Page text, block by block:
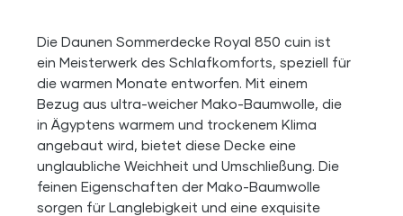
Die Daunen Sommerdecke Royal 850 cuin ist
ein Meisterwerk des Schlafkomforts, speziell für
die warmen Monate entworfen. Mit einem
Bezug aus ultra-weicher Mako-Baumwolle, die
in Ägyptens warmem und trockenem Klima
angebaut wird, bietet diese Decke eine
unglaubliche Weichheit und Umschließung. Die
feinen Eigenschaften der Mako-Baumwolle
sorgen für Langlebigkeit und eine exquisite